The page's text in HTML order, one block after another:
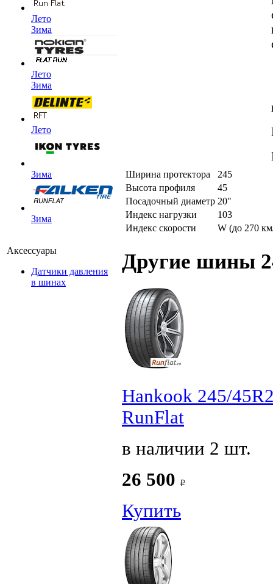
Лето
Зима
Лето
Зима
Лето
Зима
Зима
Аксессуары
Датчики давления
в шинах
Ширина протектора
245
Высота профиля
45
Посадочный диаметр 20"
Индекс нагрузки
103
Индекс скорости
W (до 270
Другие шины
Hankook 245/
RunFlat
в наличии 2 шт.
26 500
Купить